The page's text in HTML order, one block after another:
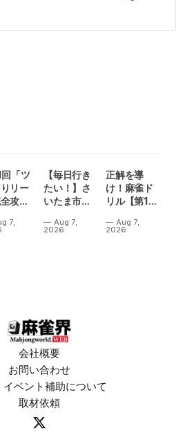
うな動画をア
「ツ
リー
攻
7,
【毎日行き
たい！】さ
いたま市に
誕生！？
Aug 7,
2026
正解を導
け！麻雀ド
リル【第14
Aug 7,
2026
会社概要
お問い合わせ
イベント補助について
取材依頼